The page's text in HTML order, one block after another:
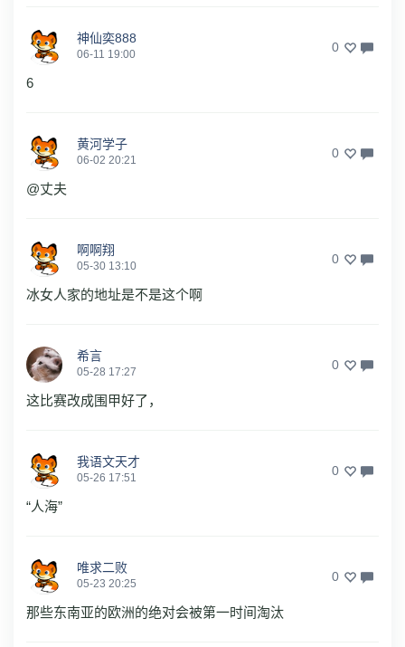
神仙奕888
06-11 19:00 0
6
黄河学子
06-02 20:21 0
@丈夫
啊啊翔
05-30 13:10 0
冰女人家的地址是不是这个啊
希言
05-28 17:27 0
这比赛改成围甲好了，
我语文天才
05-26 17:51 0
“人海”
唯求二败
05-23 20:25 0
那些东南亚的欧洲的绝对会被第一时间淘汰